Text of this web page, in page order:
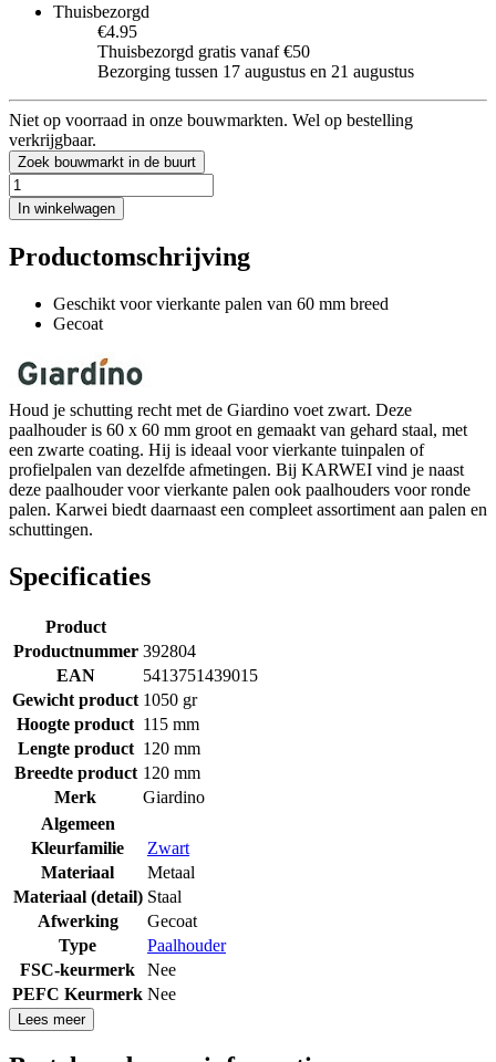
Thuisbezorgd
€4.95
Thuisbezorgd gratis vanaf €50
Bezorging tussen 17 augustus en 21 augustus
Niet op voorraad in onze bouwmarkten. Wel op bestelling
verkrijgbaar.
Zoek bouwmarkt in de buurt
In winkelwagen
Productomschrijving
Geschikt voor vierkante palen van 60 mm breed
Gecoat
Houd je schutting recht met de Giardino voet zwart. Deze
paalhouder is 60 x 60 mm groot en gemaakt van gehard staal, met
een zwarte coating. Hij is ideaal voor vierkante tuinpalen of
profielpalen van dezelfde afmetingen. Bij KARWEI vind je naast
deze paalhouder voor vierkante palen ook paalhouders voor ronde
palen. Karwei biedt daarnaast een compleet assortiment aan palen en
schuttingen.
Specificaties
Product
Productnummer 392804
EAN
5413751439015
Gewicht product 1050 gr
Hoogte product 115 mm
Lengte product 120 mm
Breedte product 120 mm
Merk
Giardino
Algemeen
Kleurfamilie
Zwart
Materiaal
Metaal
Materiaal (detail) Staal
Afwerking
Gecoat
Type
Paalhouder
FSC-keurmerk
Nee
PEFC Keurmerk Nee
Lees meer